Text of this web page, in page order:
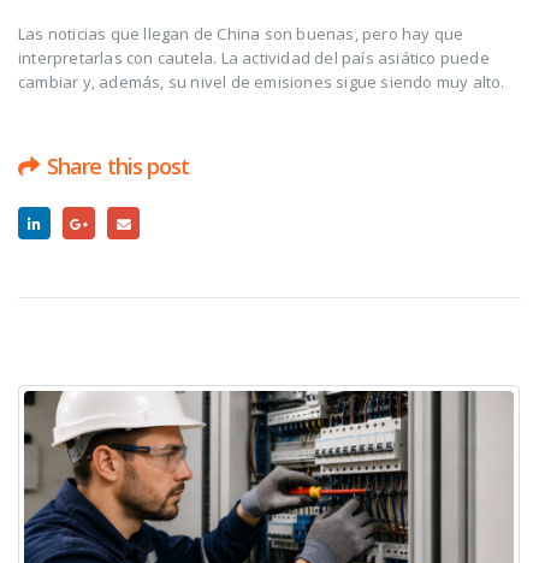
Las noticias que llegan de China son buenas, pero hay que
interpretarlas con cautela. La actividad del país asiático puede
cambiar y, además, su nivel de emisiones sigue siendo muy alto.
Share this post